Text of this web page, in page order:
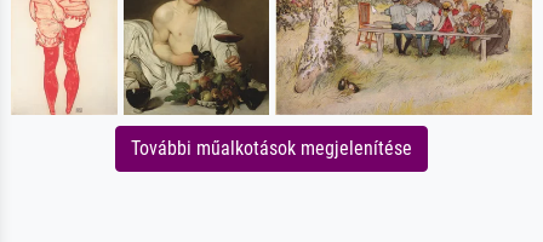
További műalkotások megjelenítése